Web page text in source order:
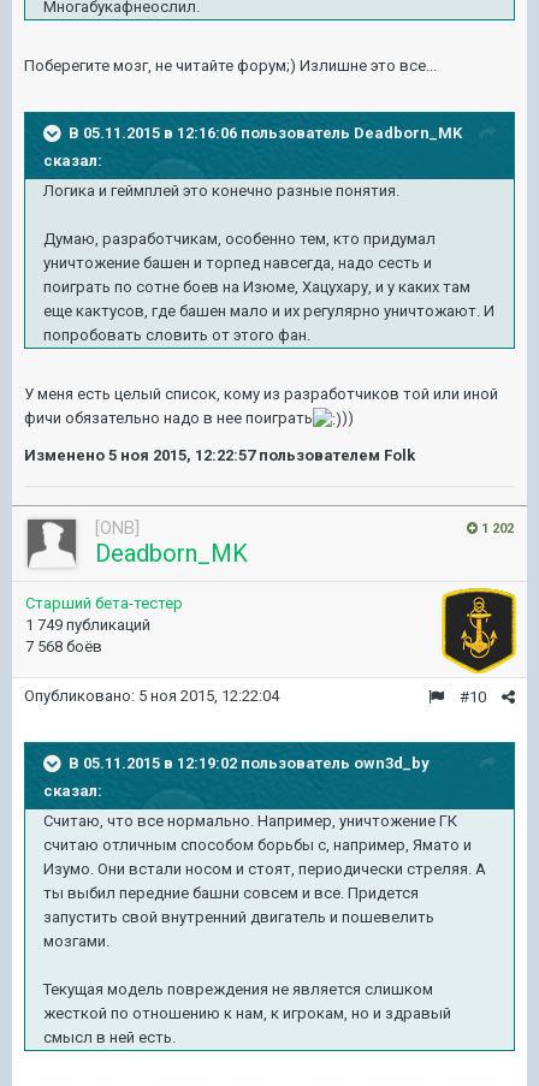
Многабукафнеослил.
Поберегите мозг, не читайте форум;) Излишне это все...
В 05.11.2015 в 12:16:06 пользователь Deadborn_MK
сказал:
Логика и геймплей это конечно разные понятия.
Думаю, разработчикам, особенно тем, кто придумал
уничтожение башен и торпед навсегда, надо сесть и
поиграть по сотне боев на Изюме, Хацухару, и у каких там
еще кактусов, где башен мало и их регулярно уничтожают. И
попробовать словить от этого фан.
У меня есть целый список, кому из разработчиков той или иной
фичи обязательно надо в нее поиграть
))
Изменено 5 ноя 2015, 12:22:57пользователем Folk
1 202
[ONB]
Deadborn_MK
Старший бета-тестер
1 749 публикаций
7 568 боёв
#10
Опубликовано: 5 ноя 2015, 12:22:04
В 05.11.2015 в 12:19:02 пользователь own3d_by
сказал:
Считаю, что все нормально. Например, уничтожение ГК
считаю отличным способом борьбы с, например, Ямато и
Изумо. Они встали носом и стоят, периодически стреляя. А
ты выбил передние башни совсем и все. Придется
запустить свой внутренний двигатель и пошевелить
мозгами.
Текущая модель повреждения не является слишком
жесткой по отношению к нам, к игрокам, но и здравый
смысл в ней есть.